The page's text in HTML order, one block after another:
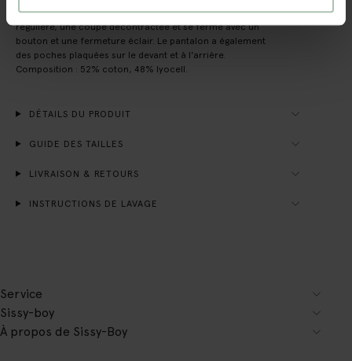
Pantalon vert de Sissy-Boy. Le pantalon a une taille
régulière, une coupe décontractée et se ferme avec un
bouton et une fermeture éclair. Le pantalon a également
des poches plaquées sur le devant et à l'arrière.
Composition : 52% coton, 48% lyocell.
DÉTAILS DU PRODUIT
GUIDE DES TAILLES
LIVRAISON & RETOURS
INSTRUCTIONS DE LAVAGE
Service
Sissy-boy
À propos de Sissy-Boy